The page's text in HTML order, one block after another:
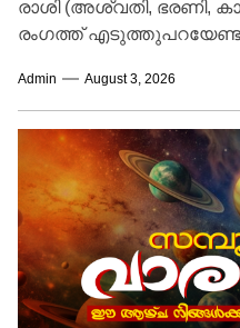
രാശി (അശ്വതി, ഭരണി,
രംഗത്ത്
സ്ഥാപനത്തിൽ പുതിയ
Admin August 3, 2026